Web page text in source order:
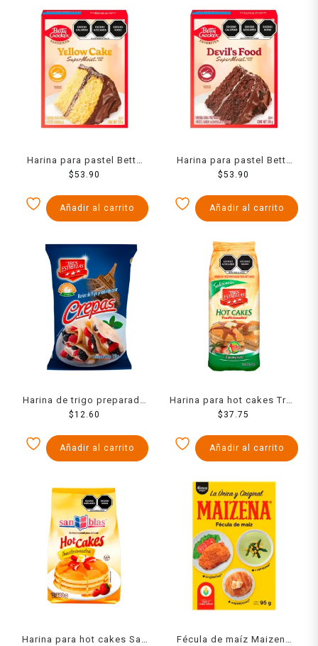
Harina para pastel Betty
Crocker estilo amarillo 375
$53.90
Añadir al carrito
Harina para pastel Betty
Crocker sabor chocolate
$53.90
Añadir al carrito
Harina de trigo preparada
Tres Estrellas para crepas
$12.60
Añadir al carrito
Harina para hot cakes Tres
Estrellas tradicionales 1
$ 37.75
Añadir al carrito
Harina para hot cakes San
Fécula de maíz Maizena